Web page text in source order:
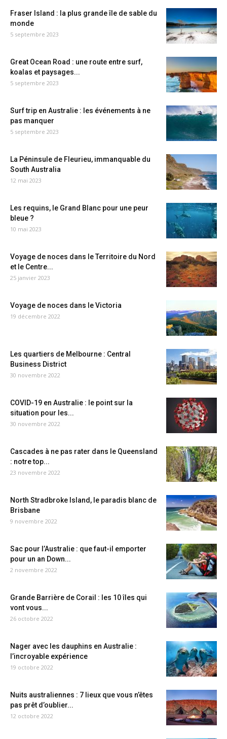
Fraser Island : la plus grande île de sable du
monde
5 septembre 2023
Great Ocean Road : une route entre surf,
koalas et paysages...
5 septembre 2023
Surf trip en Australie : les événements à ne
pas manquer
5 septembre 2023
La Péninsule de Fleurieu, immanquable du
South Australia
12 mai 2023
Les requins, le Grand Blanc pour une peur
bleue ?
10 mai 2023
Voyage de noces dans le Territoire du Nord
et le Centre...
25 janvier 2023
Voyage de noces dans le Victoria
19 décembre 2022
Les quartiers de Melbourne : Central
Business District
30 novembre 2022
COVID-19 en Australie : le point sur la
situation pour les...
30 novembre 2022
Cascades à ne pas rater dans le Queensland
: notre top...
23 novembre 2022
North Stradbroke Island, le paradis blanc de
Brisbane
9 novembre 2022
Sac pour l’Australie : que faut-il emporter
pour un an Down...
2 novembre 2022
Grande Barrière de Corail : les 10 îles qui
vont vous...
26 octobre 2022
Nager avec les dauphins en Australie :
l’incroyable expérience
19 octobre 2022
Nuits australiennes : 7 lieux que vous n’êtes
pas prêt d’oublier...
12 octobre 2022